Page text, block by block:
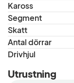
Kaross
Segment
Skatt
Antal dörrar
Drivhjul
Utrustning